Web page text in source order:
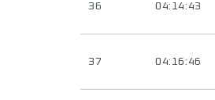
36 04:14:43
37 04:16:46